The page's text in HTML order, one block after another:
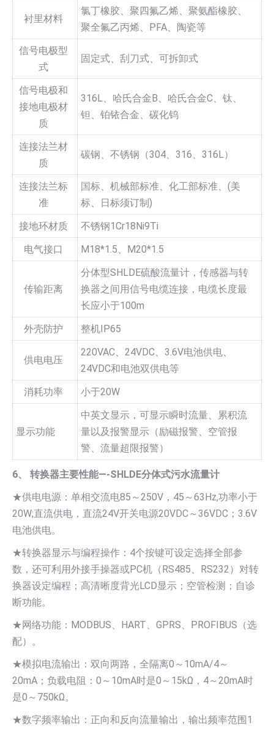
衬里材料
氯丁橡胶、聚四氟乙烯、聚氨酯橡胶、
聚全氟乙丙烯、PFA、陶瓷等
信号电极型
式
固定式、刮刀式、可拆卸式
信号电极和
接地电极材
质
316L、哈氏合金B、哈氏合金C、钛、
钽、铂铱合金、碳化钨
连接法兰材
质
碳钢、不锈钢（304、316、316L）
连接法兰标
准
国标、机械部标准、化工部标准、(美
标、日标须订制)
接地环材质
不锈钢1Cr18Ni9Ti
电气接口
M18*1.5、M20*1.5
传输距离
分体型SHLDE硫酸流量计，传感器与转
换器之间用信号电缆连接，电缆长度最
长应小于100m
外壳防护
整机IP65
供电电压
220VAC、24VDC、3.6V电池供电、
24VDC和电池双供电等
消耗功率
小于20W
显示功能
中英文显示，可显示瞬时流量、累积流
量以及报警显示（励磁报警、空管报
警、流量超限报警）
6、 转换器主要性能—-SHLDE分体式污水流量计
★供电电源：单相交流电85～250V，45～63Hz,功率小于
20W;直流供电，直流24V开关电源20VDC～36VDC；3.6V
电池供电。
★转换器显示与编程操作：4个按键可设定选择全部参
数，还可利用外接手操器或PC机（RS485、RS232）对转
换器设定编程；高清晰度背光LCD显示；空管检测；自诊
断功能。
★网络功能：MODBUS、HART、GPRS、PROFIBUS（选
配）。
★模拟电流输出：双向两路，全隔离0～10mA/4～
20mA；负载电阻：0～10mA时是0～15kΩ，4～20mA时
是0～750kΩ。
★数字频率输出：正向和反向流量输出，输出频率范围1